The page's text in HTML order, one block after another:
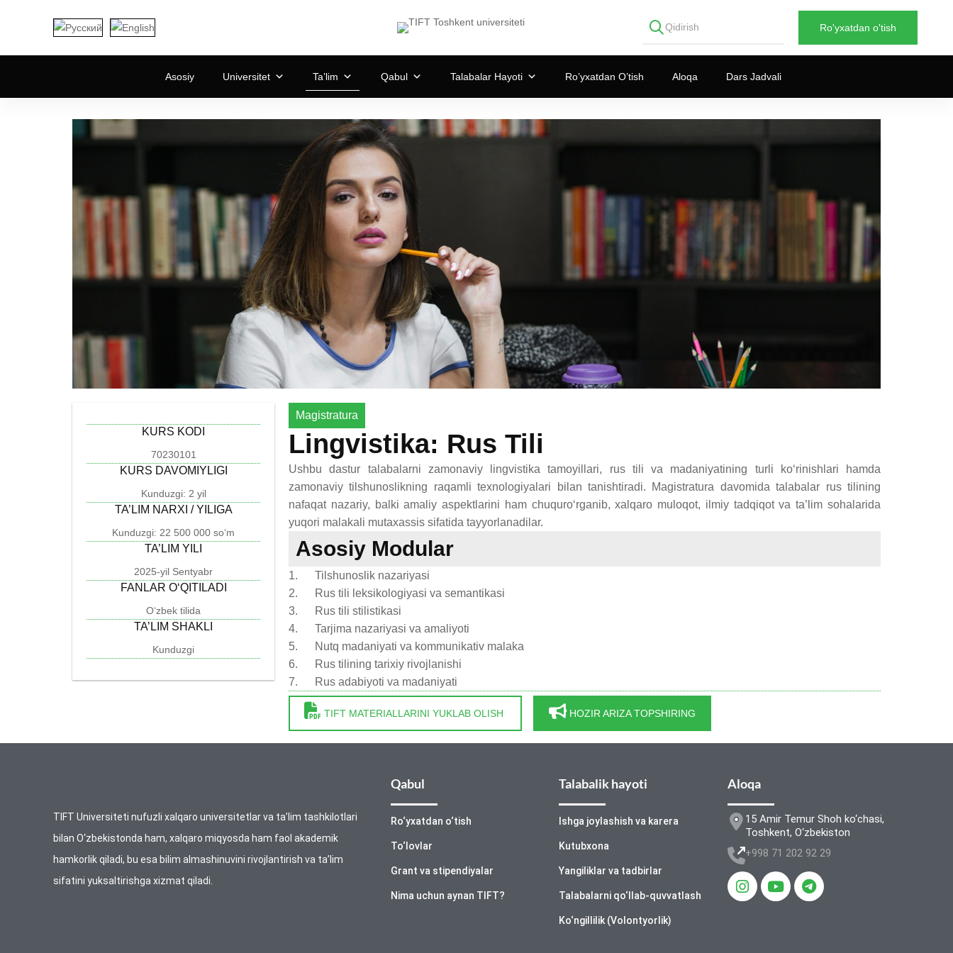
Ro'yxatdan o'tish
Asosiy Universitet Ta’lim Qabul Talabalar Hayoti Ro’yxatdan O’tish Aloqa Dars Jadvali
KURS KODI
70230101
KURS DAVOMIYLIGI
Kunduzgi: 2 yil
TA’LIM NARXI / YILIGA
Kunduzgi: 22 500 000 so‘m
TA’LIM YILI
2025-yil Sentyabr
FANLAR O‘QITILADI
O‘zbek tilida
TA’LIM SHAKLI
Kunduzgi
Magistratura
Lingvistika: Rus Tili
Ushbu dastur talabalarni zamonaviy lingvistika tamoyillari, rus tili va madaniyatining turli ko‘rinishlari hamda
zamonaviy tilshunoslikning raqamli texnologiyalari bilan tanishtiradi. Magistratura davomida talabalar rus tilining
nafaqat nazariy, balki amaliy aspektlarini ham chuquro‘rganib, xalqaro muloqot, ilmiy tadqiqot va ta’lim sohalarida
yuqori malakali mutaxassis sifatida tayyorlanadilar.
Asosiy Modular
1. Tilshunoslik nazariyasi
2. Rus tili leksikologiyasi va semantikasi
3. Rus tili stilistikasi
4. Tarjima nazariyasi va amaliyoti
5. Nutq madaniyati va kommunikativ malaka
6. Rus tilining tarixiy rivojlanishi
7. Rus adabiyoti va madaniyati
TIFT MATERIALLARINI YUKLAB OLISH HOZIR ARIZA TOPSHIRING
TIFT Universiteti nufuzli xalqaro universitetlar va ta’lim tashkilotlari
bilan O‘zbekistonda ham, xalqaro miqyosda ham faol akademik
hamkorlik qiladi, bu esa bilim almashinuvini rivojlantirish va ta’lim
sifatini yuksaltirishga xizmat qiladi.
Qabul
Ro‘yxatdan o‘tish
To‘lovlar
Grant va stipendiyalar
Nima uchun aynan TIFT?
Talabalik hayoti
Ishga joylashish va karera
Kutubxona
Yangiliklar va tadbirlar
Talabalarni qo‘llab-quvvatlash
Ko‘ngillilik (Volontyorlik)
Aloqa
15 Amir Temur Shoh ko‘chasi,
Toshkent, O‘zbekiston
+998 71 202 92 29